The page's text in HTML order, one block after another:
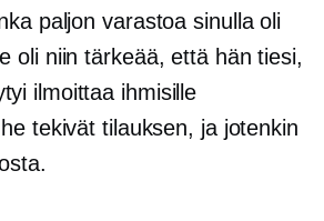
paljon varastoa sinulla oli
oli niin tärkeää, että hän tiesi,
ilmoittaa ihmisille
tekivät tilauksen, ja jotenkin